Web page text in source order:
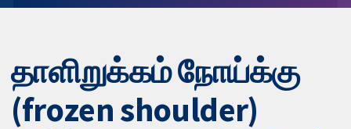
தாளிறுக்கம் நோய்க்கு
(frozen shoulder)